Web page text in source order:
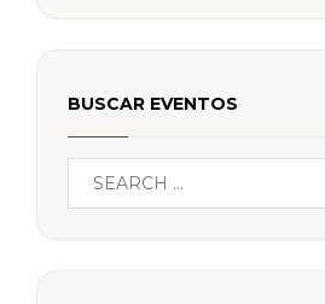
BUSCAR EVENTOS